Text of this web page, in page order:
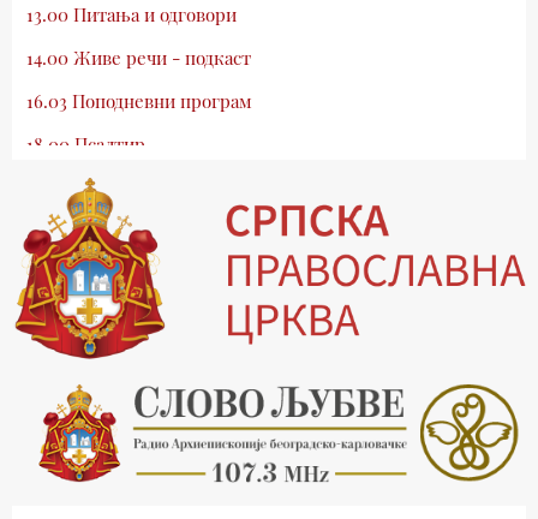
13.00 Питања и одговори
14.00 Живе речи - подкаст
16.03 Поподневни програм
18.00 Псалтир
19.03 Млади у Цркви
19.30 Вечерње молитве
20.00 Вести из Цркве
20.15 Реч архијереја
20.30 Хроника Архиепископије
21.03 Врлинослов
22.03 Црквена предавања и трибине
23.00 Питања и одговори